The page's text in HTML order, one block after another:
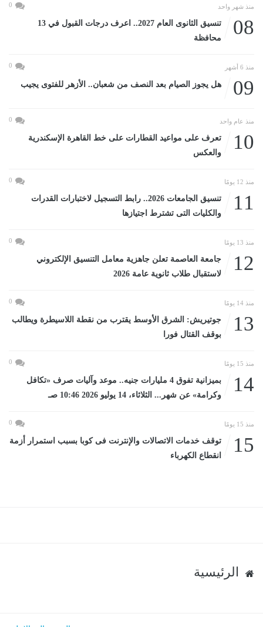
منذ شهر واحد 0
08
تنسيق الثانوى العام 2027.. اعرف درجات القبول في 13
محافظة
منذ 6 أشهر 0
09 هل يجوز الصيام بعد النصف من شعبان.. الأزهر للفتوى يجيب
منذ عام واحد 0
10
تعرف على مواعيد القطارات على خط القاهرة الإسكندرية
والعكس
منذ 12 يومًا 0
11
تنسيق الجامعات 2026.. رابط التسجيل لاختبارات القدرات
والكليات التى تشترط اجتيازها
منذ 13 يومًا 0
12
جامعة العاصمة تعلن جاهزية معامل التنسيق الإلكتروني
لاستقبال طلاب ثانوية عامة 2026
منذ 14 يومًا 0
13
جوتيريش: الشرق الأوسط يقترب من نقطة اللاسيطرة ويطالب
بوقف القتال فورا
منذ 15 يومًا 0
14
بميزانية تفوق 4 مليارات جنيه.. موعد وآليات صرف «تكافل
وكرامة» عن شهر... الثلاثاء، 14 يوليو 2026 10:46 صـ
منذ 15 يومًا 0
15
توقف خدمات الاتصالات والإنترنت فى كوبا بسبب استمرار أزمة
انقطاع الكهرباء
الرئيسية